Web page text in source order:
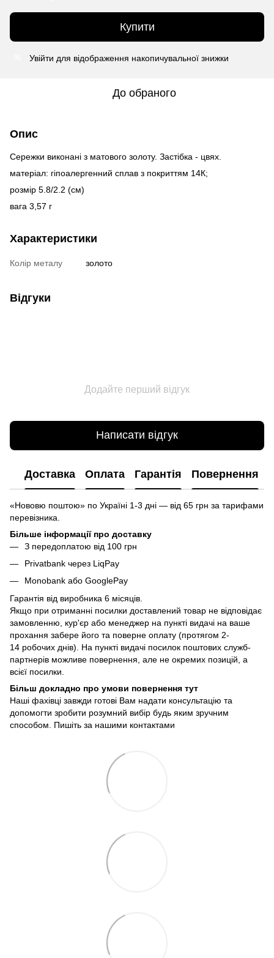
Купити
Увійти для відображення накопичувальної знижки
До обраного
Опис
Сережки виконані з матового золоту. Застібка - цвях.
матеріал: гіпоалергенний сплав з покриттям 14К;
розмір 5.8/2.2 (см)
вага 3,57 г
Характеристики
Колір металу золото
Відгуки
Додайте перший відгук
Написати відгук
Доставка Оплата Гарантія Повернення
«Нововю поштою» по Україні 1-3 дні — від 65 грн за тарифами
перевізника.
Більше інформації про доставку
З передоплатою від 100 грн
Privatbank через LiqPay
Monobank або GooglePay
Гарантія від виробника 6 місяців.
Якщо при отриманні посилки доставлений товар не відповідає
замовленню, кур'єр або менеджер на пункті видачі на ваше
прохання забере його та поверне оплату (протягом 2-
14 робочих днів). На пункті видачі посилок поштових служб-
партнерів можливе повернення, але не окремих позицій, а
всієї посилки.
Більш докладно про умови повернення тут
Наші фахівці завжди готові Вам надати консультацію та
допомогти зробити розумний вибір будь яким зручним
способом. Пишіть за нашими контактами